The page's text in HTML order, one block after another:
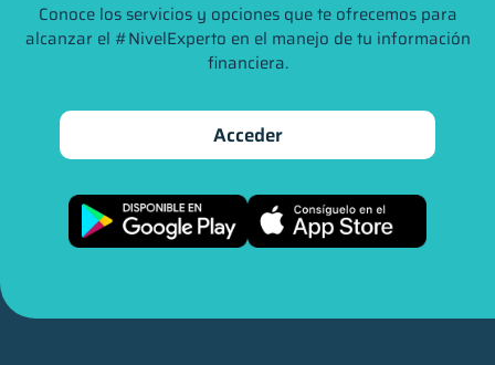
Conoce los servicios y opciones que te ofrecemos para
alcanzar el #NivelExperto en el manejo de tu información
financiera.
Acceder